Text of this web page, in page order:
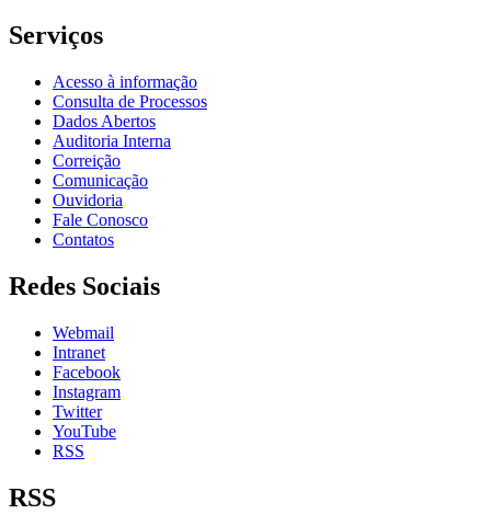
Serviços
Acesso à informação
Consulta de Processos
Dados Abertos
Auditoria Interna
Correição
Comunicação
Ouvidoria
Fale Conosco
Contatos
Redes Sociais
Webmail
Intranet
Facebook
Instagram
Twitter
YouTube
RSS
RSS